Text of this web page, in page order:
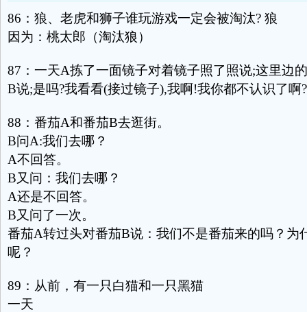
86：狼、老虎和狮子谁玩游戏一定会被淘汰? 狼
因为：桃太郎（淘汰狼）
87：一天A拣了一面镜子对着镜子照了照说;这里边
B说;是吗?我看看(接过镜子),我啊!我你都不认识了啊?
88：番茄A和番茄B去逛街。
B问A:我们去哪？
A不回答。
B又问：我们去哪？
A还是不回答。
B又问了一次。
番茄A转过头对番茄B说：我们不是番茄来的吗？为
呢？
89：从前，有一只白猫和一只黑猫
一天